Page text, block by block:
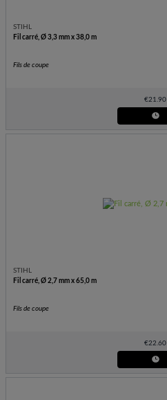
STIHL
Fil carré, Ø 3,3 mm x 38,0 m
Fils de coupe
€21.90
STIHL
Fil carré, Ø 2,7 mm x 65,0 m
Fils de coupe
€22.60